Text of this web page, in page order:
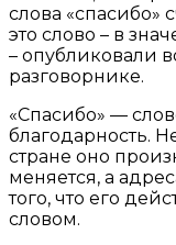
слова «спасибо»
это слово – в
– опубликовали
разговорнике.
«Спасибо» —
благодарность.
стране оно
меняется, а
того, что его
словом.